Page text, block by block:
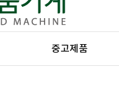
중고제품